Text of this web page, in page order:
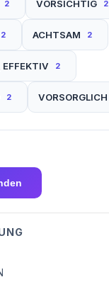
2 VORSICHTIG 2
2 ACHTSAM 2
EFFEKTIV 2
2 VORSORGLICH